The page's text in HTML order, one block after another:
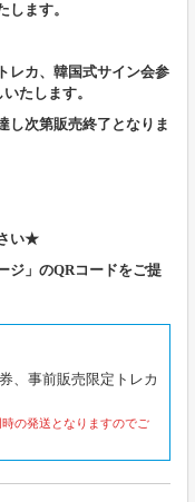
ます。
レカ、韓国式サイン会参
たします。
し次第販売終了となりま
い★
ジ」のQRコードをご提
、事前販売限定トレカ
の発送となりますのでご